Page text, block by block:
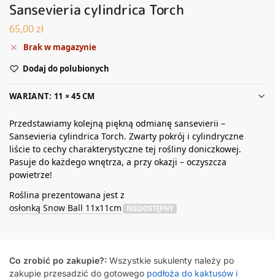
Sansevieria cylindrica Torch
65,00zł
Brak w magazynie
Dodaj do polubionych
WARIANT: 11 × 45 CM
Przedstawiamy kolejną piękną odmianę sansevierii –
Sansevieria cylindrica Torch. Zwarty pokrój i cylindryczne
liście to cechy charakterystyczne tej rośliny doniczkowej.
Pasuje do każdego wnętrza, a przy okazji – oczyszcza
powietrze!
Roślina prezentowana jest z
osłonką Snow Ball 11x11cm
NIEDOSTĘPNY
Co zrobić po zakupie?: Wszystkie sukulenty należy po
zakupie przesadzić do gotowego podłoża do kaktusów i